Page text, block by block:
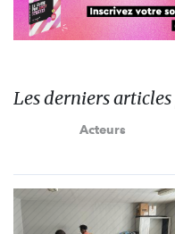
Les derniers
Acteurs